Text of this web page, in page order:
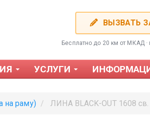
ВЫЗВАТЬ
Бесплатно до 20 км от МКАД
УСЛУГИ
на раму) ЛИНА BLACK-OUT 1608